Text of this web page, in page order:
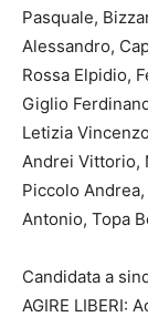
Pasquale,
Alessandro,
Rossa Elpidio,
Giglio
Letizia
Andrei Vittorio,
Piccolo
Antonio, Topa
Candidata a
AGIRE LIBERI: